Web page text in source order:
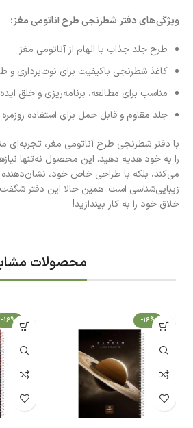
ویژگی‌های دفتر شطرنجی طرح آناتومی مغز:
طرح جلد جذاب با الهام از آناتومی مغز
کاغذ شطرنجی باکیفیت برای نوت‌برداری و
مناسب برای مطالعه، برنامه‌ریزی و خلق
جلد مقاوم و قابل حمل برای استفاده روزمره
با دفتر شطرنجی طرح آناتومی مغز، تجربه‌ای
را به خود هدیه دهید. این محصول نه‌تنها
می‌کند، بلکه با طراحی خاص خود، نشان‌دهنده
زیبایی‌شناسی است. همین حالا این دفتر
خلاق خود را به کار بیندازید!
محصولات
-16%
-16%